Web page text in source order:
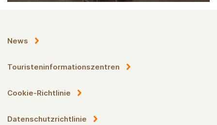
News
Touristeninformationszentren
Cookie-Richtlinie
Datenschutzrichtlinie